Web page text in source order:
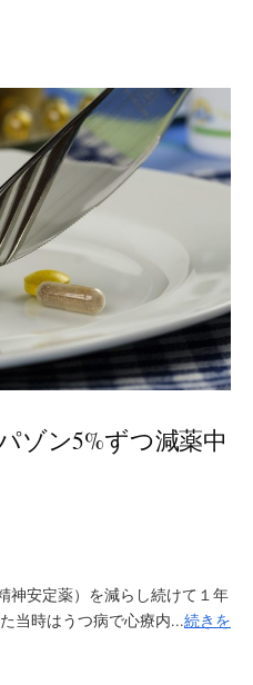
ゾン5%ずつ減薬中
神安定薬）を減らし続けて１年
当時はうつ病で心療内...続きを